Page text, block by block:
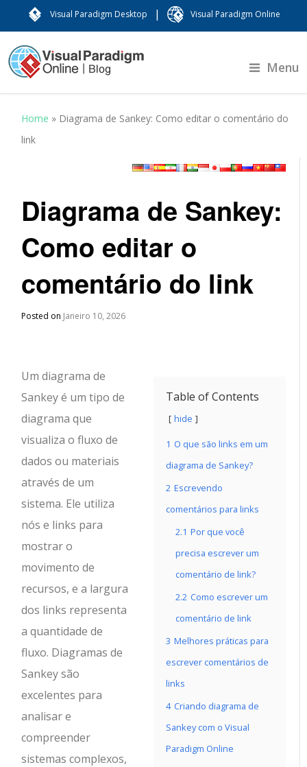
Visual Paradigm Desktop | Visual Paradigm Online
Menu
Home » Diagrama de Sankey: Como editar o comentário do
link
Diagrama de Sankey:
Como editar o
comentário do link
Posted on Janeiro 10, 2026
Table of Contents
hide
1 O que são links em um
diagrama de Sankey?
2 Escrevendo
comentários para links
2.1 Por que você
precisa escrever um
comentário de link?
2.2 Como escrever um
comentário de link
3 Melhores práticas para
escrever comentários de
links
4 Criando diagrama de
Sankey com o Visual
Paradigm Online
Um diagrama de
Sankey é um tipo de
diagrama que
visualiza o fluxo de
dados ou materiais
através de um
sistema. Ele utiliza
nós e links para
mostrar o
movimento de
recursos, e a largura
dos links representa
a quantidade de
fluxo. Diagramas de
Sankey são
excelentes para
analisar e
compreender
sistemas complexos,